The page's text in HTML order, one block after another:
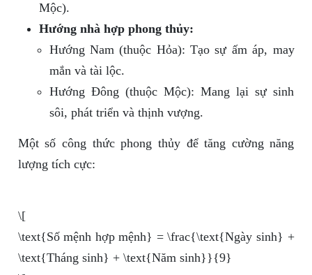
Mộc).
Hướng nhà hợp phong thủy:
Hướng Nam (thuộc Hỏa): Tạo sự ấm áp, may
mắn và tài lộc.
Hướng Đông (thuộc Mộc): Mang lại sự sinh
sôi, phát triển và thịnh vượng.
Một số công thức phong thủy để tăng cường năng
lượng tích cực:
\[
\text{Số mệnh hợp mệnh} = \frac{\text{Ngày sinh} +
\text{Tháng sinh} + \text{Năm sinh}}{9}